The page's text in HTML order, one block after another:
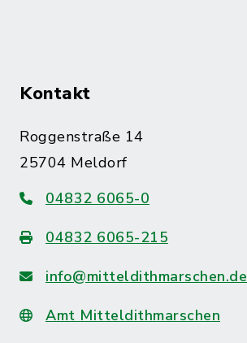
Kontakt
Roggenstraße 14
25704 Meldorf
04832 6065-0
04832 6065-215
info@mitteldithmarschen.de
Amt Mitteldithmarschen